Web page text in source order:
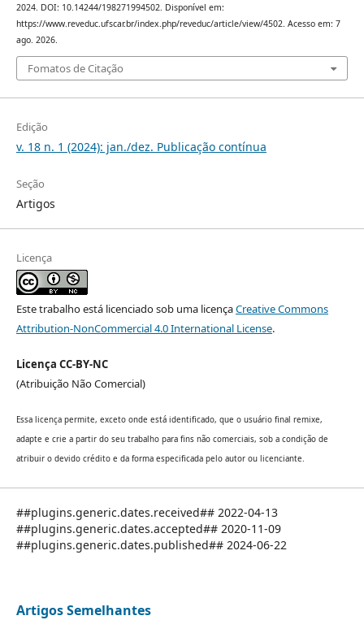
2024. DOI: 10.14244/198271994502. Disponível em:
https://www.reveduc.ufscar.br/index.php/reveduc/article/view/4502. Acesso em: 7
ago. 2026.
Fomatos de Citação
Edição
v. 18 n. 1 (2024): jan./dez. Publicação contínua
Seção
Artigos
Licença
Este trabalho está licenciado sob uma licençaCreative Commons
Attribution-NonCommercial 4.0 International License.
Licença CC-BY-NC
(Atribuição Não Comercial)
Essa licença permite, exceto onde está identificado, que o usuário final remixe,
adapte e crie a partir do seu trabalho para fins não comerciais, sob a condição de
atribuir o devido crédito e da forma especificada pelo autor ou licenciante.
##plugins.generic.dates.received## 2022-04-13
##plugins.generic.dates.accepted## 2020-11-09
##plugins.generic.dates.published## 2024-06-22
Artigos Semelhantes